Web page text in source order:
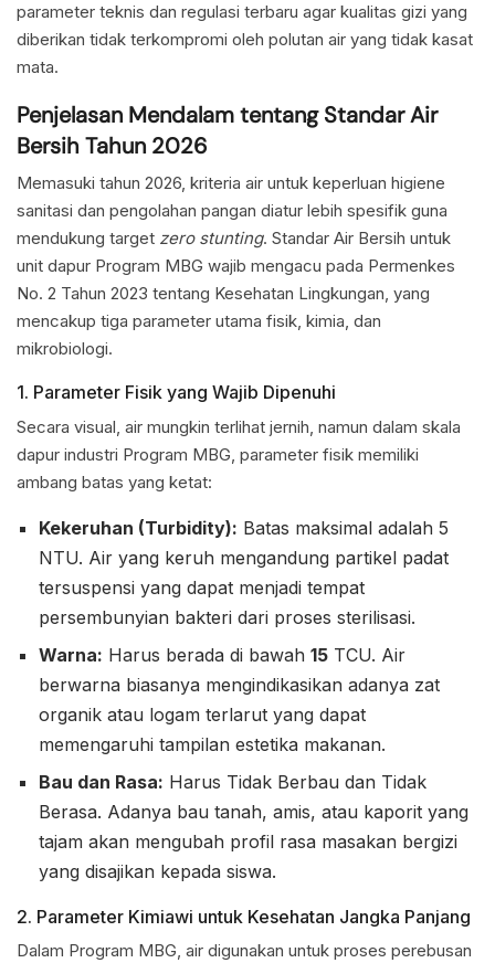
parameter teknis dan regulasi terbaru agar kualitas gizi yang
diberikan tidak terkompromi oleh polutan air yang tidak kasat
mata.
Penjelasan Mendalam tentang Standar Air
Bersih Tahun 2026
Memasuki tahun 2026, kriteria air untuk keperluan higiene
sanitasi dan pengolahan pangan diatur lebih spesifik guna
mendukung target zero stunting. Standar Air Bersih untuk
unit dapur Program MBG wajib mengacu pada Permenkes
No. 2 Tahun 2023 tentang Kesehatan Lingkungan, yang
mencakup tiga parameter utama fisik, kimia, dan
mikrobiologi.
1. Parameter Fisik yang Wajib Dipenuhi
Secara visual, air mungkin terlihat jernih, namun dalam skala
dapur industri Program MBG, parameter fisik memiliki
ambang batas yang ketat:
Kekeruhan (Turbidity): Batas maksimal adalah 5
NTU. Air yang keruh mengandung partikel padat
tersuspensi yang dapat menjadi tempat
persembunyian bakteri dari proses sterilisasi.
Warna: Harus berada di bawah 15 TCU. Air
berwarna biasanya mengindikasikan adanya zat
organik atau logam terlarut yang dapat
memengaruhi tampilan estetika makanan.
Bau dan Rasa: Harus Tidak Berbau dan Tidak
Berasa. Adanya bau tanah, amis, atau kaporit yang
tajam akan mengubah profil rasa masakan bergizi
yang disajikan kepada siswa.
2. Parameter Kimiawi untuk Kesehatan Jangka Panjang
Dalam Program MBG, air digunakan untuk proses perebusan